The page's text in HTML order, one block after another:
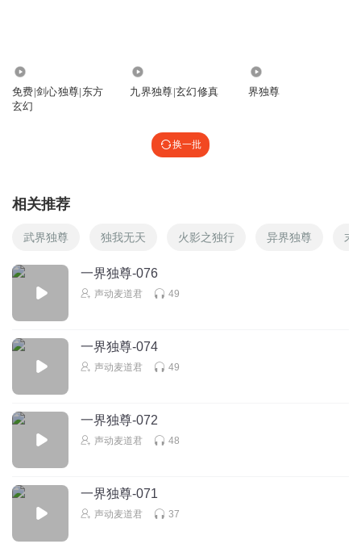
免费|剑心独尊|东方
玄幻
九界独尊|玄幻修真 界独尊
换一批
相关推荐
武界独尊 独我无天 火影之独行 异界独尊 末
一界独尊-076
声动麦道君 49
一界独尊-074
声动麦道君 49
一界独尊-072
声动麦道君 48
一界独尊-071
声动麦道君 37